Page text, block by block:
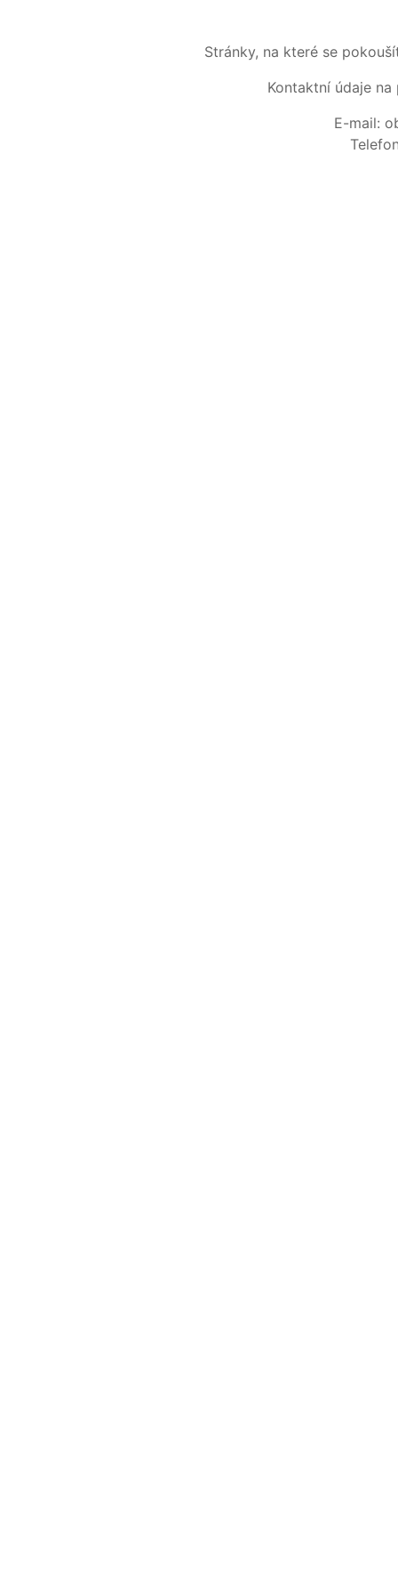
Stránky, na které se
Kontaktní údaje
E-mail: